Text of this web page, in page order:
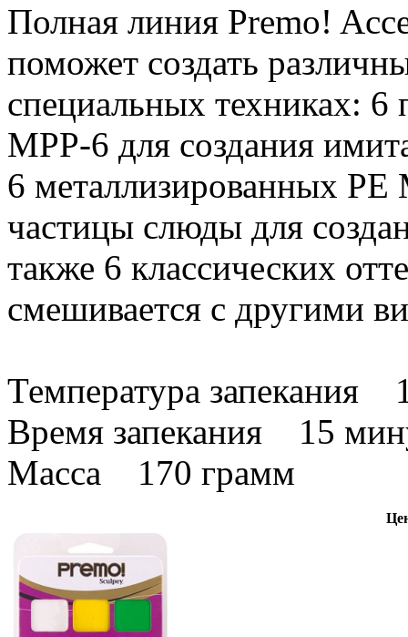
Полная линия Premo!
поможет создать
специальных техниках: 6
MPP-6 для создания
6 металлизированных
частицы слюды для
также 6 классических
смешивается с другими
Температура запекания
Время запекания 15
Масса 170 грамм